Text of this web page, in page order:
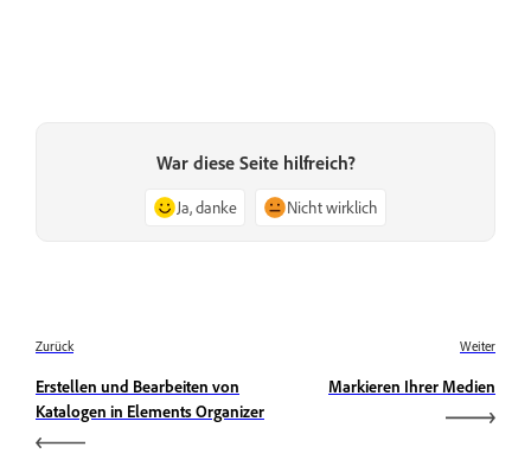
War diese Seite hilfreich?
Ja, danke Nicht wirklich
Zurück
Erstellen und Bearbeiten von
Katalogen in Elements Organizer
Weiter
Markieren Ihrer Medien